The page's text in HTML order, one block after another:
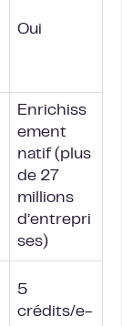
Oui
Enrichiss
ement
natif (plus
de 27
millions
d’entrepri
ses)
5
crédits/e-